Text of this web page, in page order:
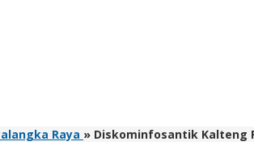
Raya » Diskominfosantik Kalteng